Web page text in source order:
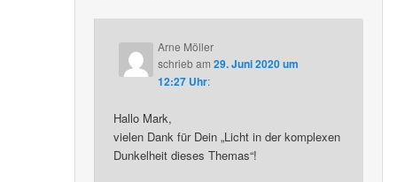
Arne Möller
schriebam29. Juni 2020 um
12:27 Uhr:
Hallo Mark,
vielen Dank für Dein „Licht in der komplexen
Dunkelheit dieses Themas“!